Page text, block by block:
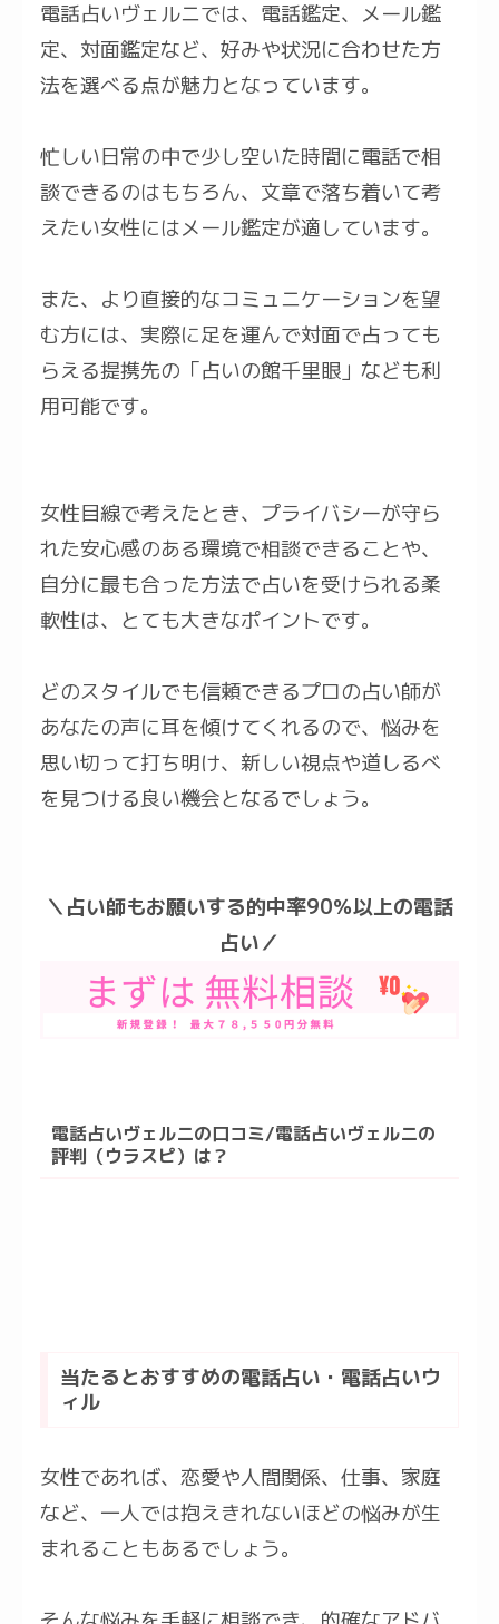
電話占いヴェルニでは、電話鑑定、メール鑑
定、対面鑑定など、好みや状況に合わせた方
法を選べる点が魅力となっています。
忙しい日常の中で少し空いた時間に電話で相
談できるのはもちろん、文章で落ち着いて考
えたい女性にはメール鑑定が適しています。
また、より直接的なコミュニケーションを望
む方には、実際に足を運んで対面で占っても
らえる提携先の「占いの館千里眼」なども利
用可能です。
女性目線で考えたとき、プライバシーが守ら
れた安心感のある環境で相談できることや、
自分に最も合った方法で占いを受けられる柔
軟性は、とても大きなポイントです。
どのスタイルでも信頼できるプロの占い師が
あなたの声に耳を傾けてくれるので、悩みを
思い切って打ち明け、新しい視点や道しるべ
を見つける良い機会となるでしょう。
＼占い師もお願いする的中率90％以上の電話
占い／
電話占いヴェルニの口コミ/電話占いヴェルニの
評判（ウラスピ）は？
当たるとおすすめの電話占い・電話占いウ
ィル
女性であれば、恋愛や人間関係、仕事、家庭
など、一人では抱えきれないほどの悩みが生
まれることもあるでしょう。